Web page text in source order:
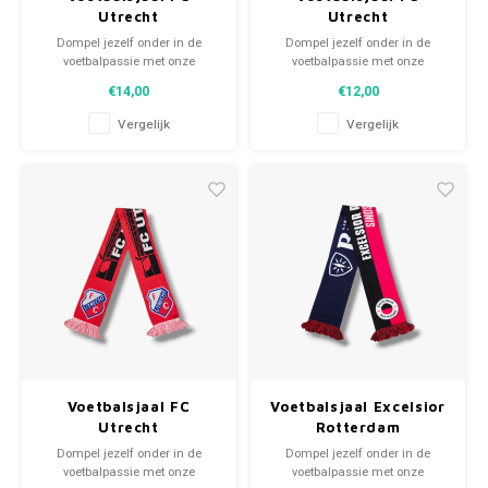
Utrecht
Dompel jezelf onder in de
voetbalpassie met onze
clubmotto's tot spelersnamen,
elk stuk vertelt een verhaal. Kies
uit tweedehands en nieuwe
fansjaals!
€14,00
Vergelijk
Utrecht
Dompel jezelf onder in de
voetbalpassie met onze
clubmotto's tot spelersnamen,
elk stuk vertelt een verhaal. Kies
uit tweedehands en nieuwe
fansjaals!
€12,00
Vergelijk
Voetbalsjaal FC
Utrecht
Dompel jezelf onder in de
voetbalpassie met onze
Voetbalsjaal Excelsior
Rotterdam
Dompel jezelf onder in de
voetbalpassie met onze